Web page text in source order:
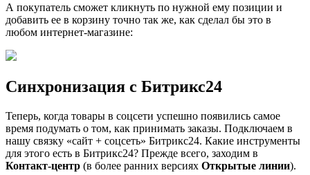
А покупатель сможет кликнуть по нужной ему позиции и
добавить ее в корзину точно так же, как сделал бы это в
любом интернет-магазине:
Синхронизация с Битрикс24
Теперь, когда товары в соцсети успешно появились самое
время подумать о том, как принимать заказы. Подключаем в
нашу связку «сайт + соцсеть» Битрикс24. Какие инструменты
для этого есть в Битрикс24? Прежде всего, заходим в
Контакт-центр (в более ранних версиях Открытые линии).